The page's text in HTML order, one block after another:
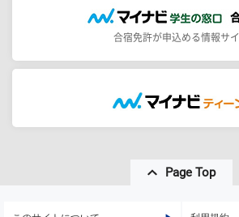
合宿免許が申込める情報サ
Page Top